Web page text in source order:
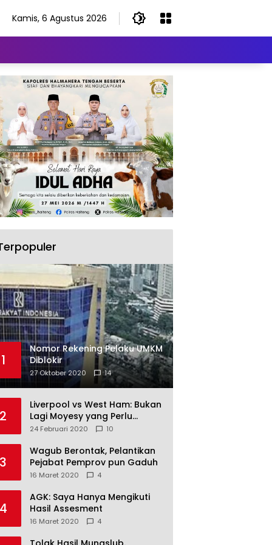
Kamis, 6 Agustus 2026
1
Nomor Rekening Pelaku UMKM
Diblokir
27 Oktober 2020 14
2
Liverpool vs West Ham: Bukan
Lagi Moyesy yang Perlu
Ditakuti
24 Februari 2020 10
3
Wagub Berontak, Pelantikan
Pejabat Pemprov pun Gaduh
16 Maret 2020 4
4
AGK: Saya Hanya Mengikuti
Hasil Assesment
16 Maret 2020 4